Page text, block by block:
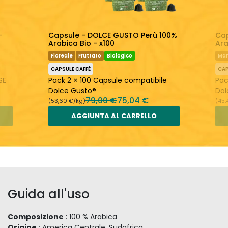
Capsule - DOLCE GUSTO Perù 100%
Arabica Bio - x100
Floreale Fruttato
Biologico
CAPSULE CAFFÈ
Pack 2 × 100 Capsule compatibile
Dolce Gusto®
(53,60 €/kg)79,00 €75,04 €
AGGIUNTA AL CARRELLO
Guida all'uso
Composizione : 100 % Arabica